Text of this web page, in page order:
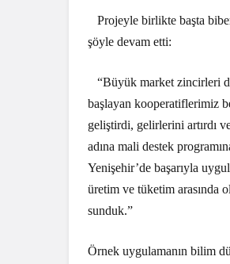
Projeyle birlikte başta
şöyle devam etti:
“Büyük market zincirleri
başlayan kooperatiflerimiz
geliştirdi, gelirlerini artırdı
adına mali destek
Yenişehir’de başarıyla
üretim ve tüketim arasında
sunduk.”
Örnek uygulamanın bilim